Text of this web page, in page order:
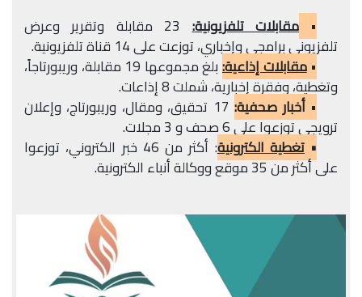
•مقابلات تلفزيونية: 23 مقابلة وتقرير وعرض
تلفزيوني برامجي وإخباري، توزعت على 14 قناة تلفزيونية.
•مقابلات إذاعية: بلغ مجموعها 19 مقابلة، وريبورتاجاً،
وتغطية، وفقرة إخبارية، شملت 8 إذاعات.
• أخبار صحفية: 17 تحقيق، ومقال، وريبورتاج، وإعلان
ترويجي توزعوا على 6 صحف و 3 مجلات.
• تغطية الكترونية : أكثر من 46 خبر الكتروني، توزعوا
على أكثر من 35 موقع ووكالة أنباء الكترونية.